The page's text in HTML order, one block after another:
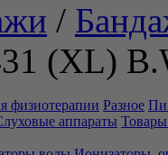
/
(XL)
физиотерапии Разное
аппараты Товары